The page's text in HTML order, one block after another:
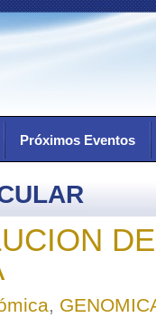
Próximos Eventos
,